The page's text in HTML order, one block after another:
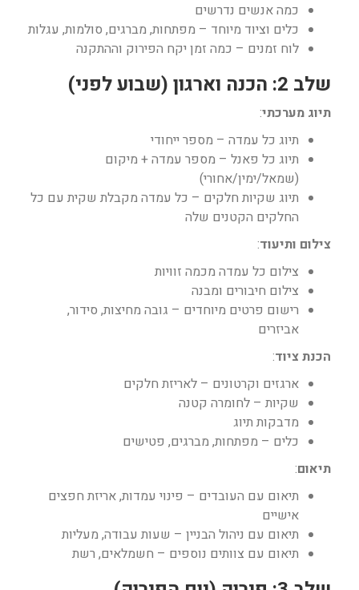
כמה אנשים נדרשים
כלים וציוד מיוחד – מפתחות, מברגים, סולמות, עגלות
לוח זמנים – כמה זמן יקח הפירוק וההתקנה
שלב 2: הכנה וארגון (שבוע לפני)
תיוג מערכתי:
תיוג כל עמדה – מספר ייחודי
תיוג כל פאנל – מספר עמדה + מיקום
(שמאל/ימין/אחורי)
תיוג שקיות חלקים – כל עמדה מקבלת שקית עם כל
החלקים הקטנים שלה
צילום ותיעוד:
צילום כל עמדה מכמה זוויות
צילום חיבורים ומבנה
רישום פרטים מיוחדים – גובה מחיצות, סידור,
אביזרים
הכנת ציוד:
ארגזים וקרטונים – לאריזת חלקים
שקיות – לחומרה קטנה
מדבקות תיוג
כלים – מפתחות, מברגים, פטישים
תיאום:
תיאום עם העובדים – פינוי עמדות, אריזת חפצים
אישיים
תיאום עם ניהול הבניין – שעות עבודה, מעליות
תיאום עם צוותים נוספים – חשמלאים, רשת